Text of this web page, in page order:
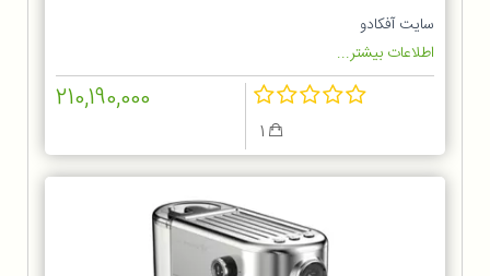
سایت آفکادو
اطلاعات بیشتر...
210,190,000